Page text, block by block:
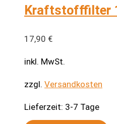
Kraftstofffilter
17,90 €
inkl. MwSt.
zzgl. Versandkosten
Lieferzeit: 3-7 Tage